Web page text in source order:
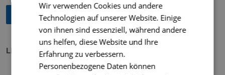
Fahrplan der Linie 10 ab 14.12. (PDF)
Linie 11: Ludwigshöhe Ost - Engelhalde - Zentrum
Linie 11 übernimmt den Verlauf derbisherigen Linie 6
Wir verwenden Cookies und andere
Technologien auf unserer Website. Einige
von ihnen sind essenziell, während andere
uns helfen, diese Website und Ihre
Erfahrung zu verbessern.
Personenbezogene Daten können